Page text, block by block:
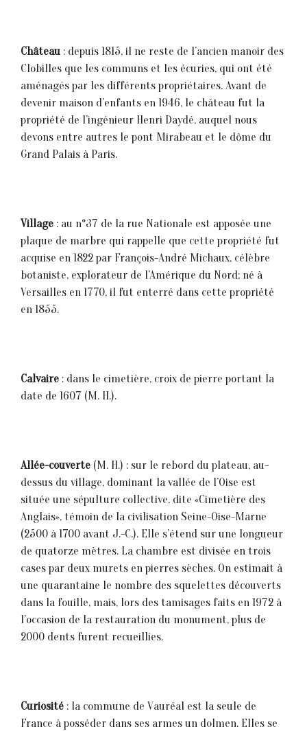
Château : depuis 1815, il ne reste de l’ancien manoir des
Clobilles que les communs et les écuries, qui ont été
aménagés par les différents propriétaires. Avant de
devenir maison d’enfants en 1946, le château fut la
propriété de l’ingénieur Henri Daydé, auquel nous
devons entre autres le pont Mirabeau et le dôme du
Grand Palais à Paris.
Village : au n°37 de la rue Nationale est apposée une
plaque de marbre qui rappelle que cette propriété fut
acquise en 1822 par François-André Michaux, célèbre
botaniste, explorateur de l’Amérique du Nord; né à
Versailles en 1770, il fut enterré dans cette propriété
en 1855.
Calvaire : dans le cimetière, croix de pierre portant la
date de 1607 (M. H.).
Allée-couverte (M. H.) : sur le rebord du plateau, au-
dessus du village, dominant la vallée de l’Oise est
située une sépulture collective, dite «Cimetière des
Anglais», témoin de la civilisation Seine-Oise-Marne
(2500 à 1700 avant J.-C.). Elle s’étend sur une longueur
de quatorze mètres. La chambre est divisée en trois
cases par deux murets en pierres sèches. On estimait à
une quarantaine le nombre des squelettes découverts
dans la fouille, mais, lors des tamisages faits en 1972 à
l’occasion de la restauration du monument, plus de
2000 dents furent recueillies.
Curiosité : la commune de Vauréal est la seule de
France à posséder dans ses armes un dolmen. Elles se